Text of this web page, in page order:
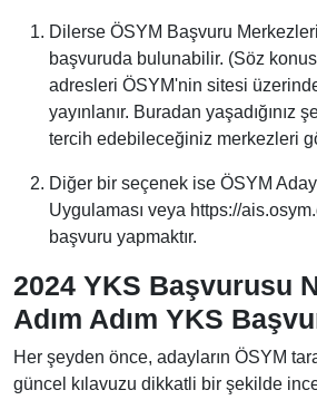
Dilerse ÖSYM Başvuru
başvuruda bulunabilir. (Söz
adresleri ÖSYM'nin sitesi
yayınlanır. Buradan yaşadığınız
tercih edebileceğiniz merkezleri
Diğer bir seçenek ise ÖSYM
Uygulaması veya https://
başvuru yapmaktır.
2024 YKS Başvurusu
Adım Adım YKS
Her şeyden önce, adayların ÖSYM
güncel kılavuzu dikkatli bir şekilde